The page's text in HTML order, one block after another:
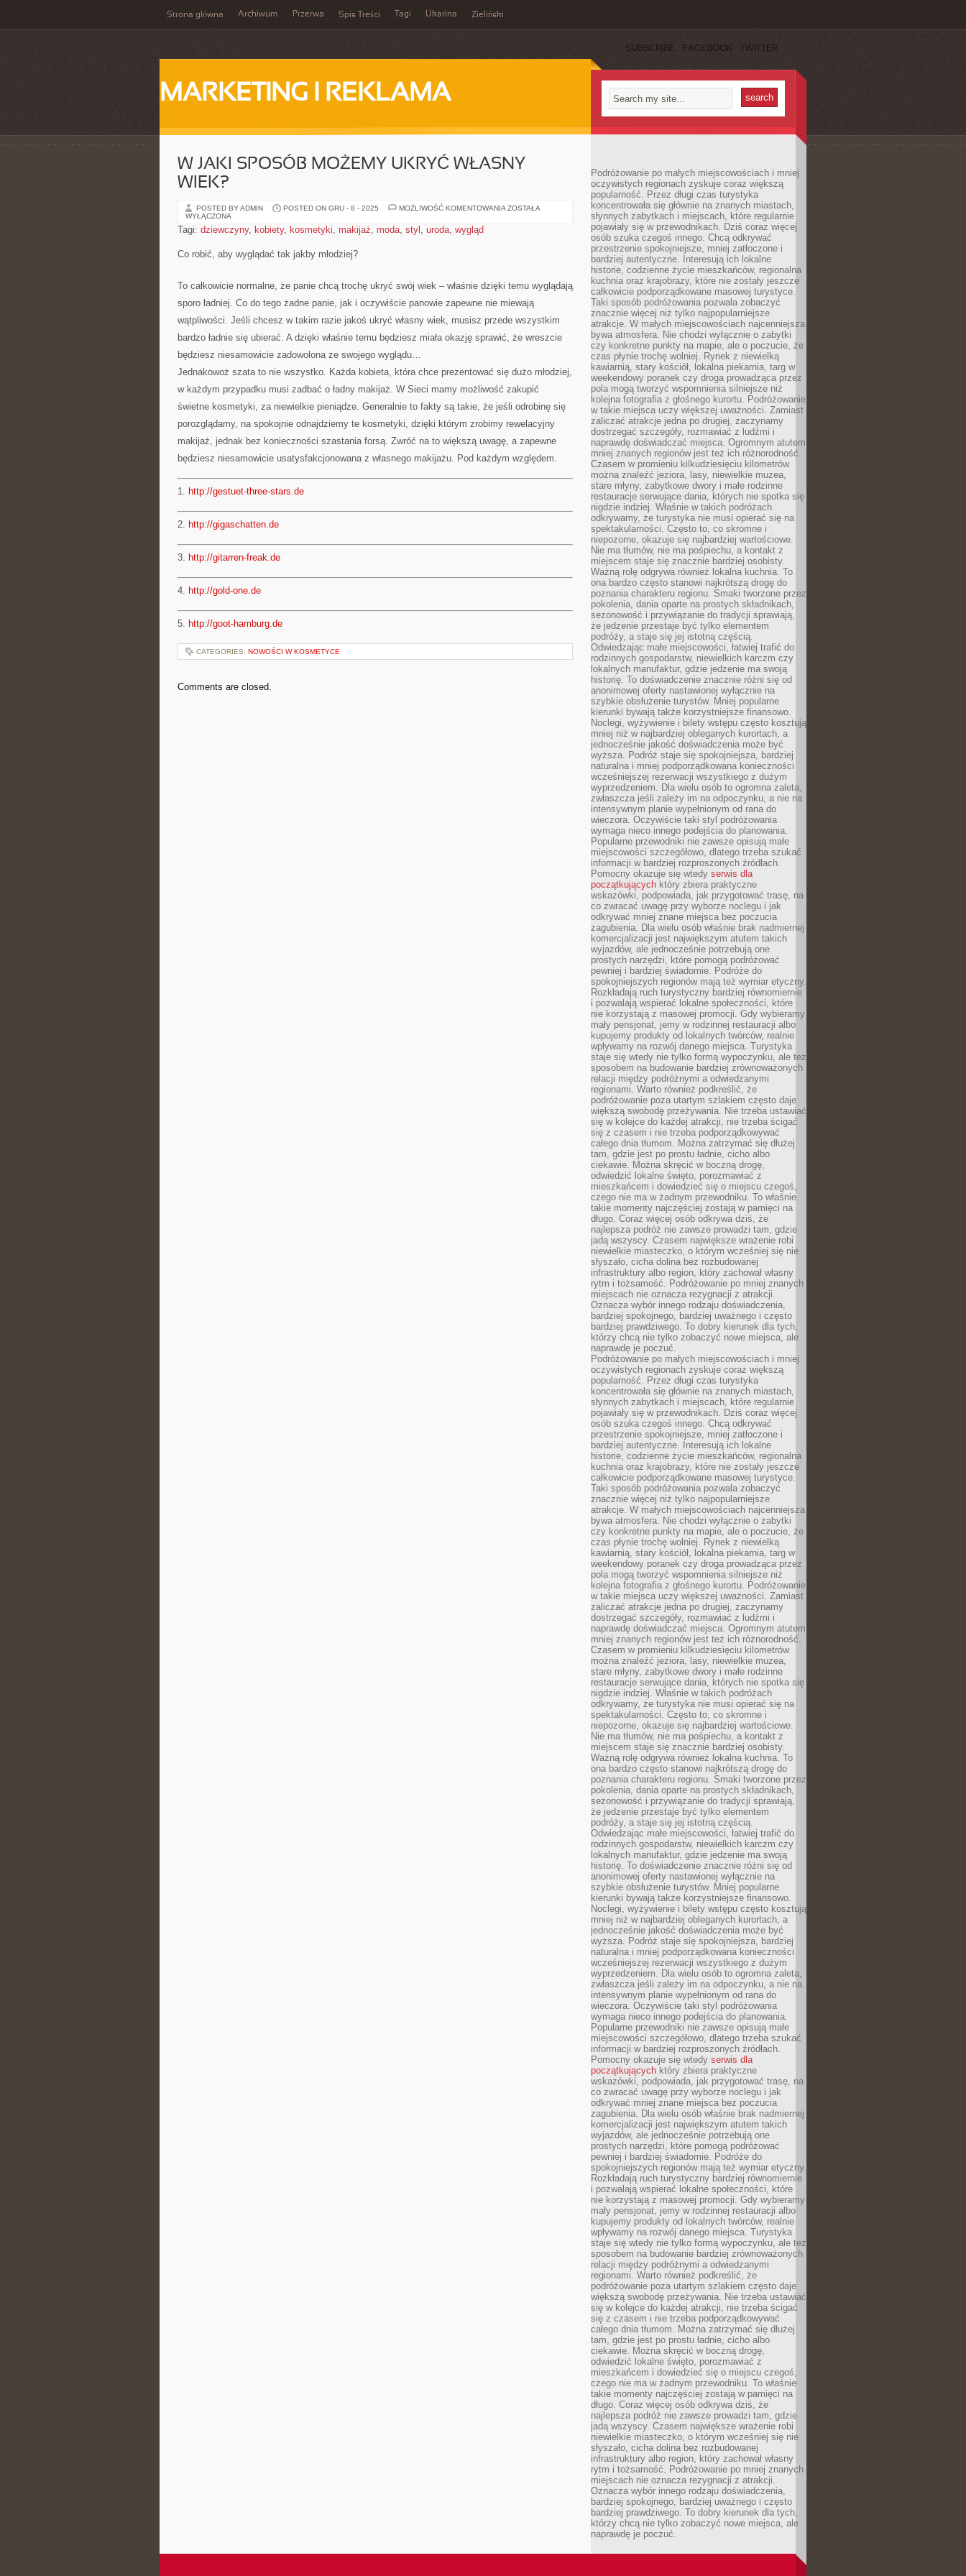
Strona główna Archiwum Przerwa Spis Treści Tagi Ukarina Zieliński
SUBSCRIBE FACEBOOK TWITTER
MARKETING I REKLAMA
W JAKI SPOSÓB MOŻEMY UKRYĆ WŁASNY
WIEK?
POSTED BY ADMIN POSTED ON GRU - 8 - 2025 MOŻLIWOŚĆ KOMENTOWANIA W
ZOSTAŁA
WYŁĄCZONA
Tagi: dziewczyny, kobiety, kosmetyki, makijaż, moda, styl , uroda, wygląd
Co robić, aby wyglądać tak jakby młodziej?
To całkowicie normalne, że panie chcą trochę ukryć swój wiek – właśnie dzięki temu wyglądają
sporo ładniej. Co do tego żadne panie, jak i oczywiście panowie zapewne nie miewają
wątpliwości. Jeśli chcesz w takim razie jakoś ukryć własny wiek, musisz przede wszystkim
bardzo ładnie się ubierać. A dzięki właśnie temu będziesz miała okazję sprawić, że wreszcie
będziesz niesamowicie zadowolona ze swojego wyglądu…
Jednakowoż szata to nie wszystko. Każda kobieta, która chce prezentować się dużo młodziej,
w każdym przypadku musi zadbać o ładny makijaż. W Sieci mamy możliwość zakupić
świetne kosmetyki, za niewielkie pieniądze. Generalnie to fakty są takie, że jeśli odrobinę się
porozglądamy, na spokojnie odnajdziemy te kosmetyki, dzięki którym zrobimy rewelacyjny
makijaż, jednak bez konieczności szastania forsą. Zwróć na to większą uwagę, a zapewne
będziesz niesamowicie usatysfakcjonowana z własnego makijażu. Pod każdym względem.
1. http://gestuet-three-stars.de
2. http://gigaschatten.de
3. http://gitarren-freak.de
4. http://gold-one.de
5. http://goot-hamburg.de
CATEGORIES: NOWOŚCI W KOSMETYCE
Comments are closed.
Podróżowanie po małych miejscowościach i mniej
oczywistych regionach zyskuje coraz większą
popularność. Przez długi czas turystyka
koncentrowała się głównie na znanych miastach,
słynnych zabytkach i miejscach, które regularnie
pojawiały się w przewodnikach. Dziś coraz więcej
osób szuka czegoś innego. Chcą odkrywać
przestrzenie spokojniejsze, mniej zatłoczone i
bardziej autentyczne. Interesują ich lokalne
historie, codzienne życie mieszkańców, regionalna
kuchnia oraz krajobrazy, które nie zostały jeszcze
całkowicie podporządkowane masowej turystyce.
Taki sposób podróżowania pozwala zobaczyć
znacznie więcej niż tylko najpopularniejsze
atrakcje. W małych miejscowościach najcenniejsza
bywa atmosfera. Nie chodzi wyłącznie o zabytki
czy konkretne punkty na mapie, ale o poczucie, że
czas płynie trochę wolniej. Rynek z niewielką
kawiarnią, stary kościół, lokalna piekarnia, targ w
weekendowy poranek czy droga prowadząca przez
pola mogą tworzyć wspomnienia silniejsze niż
kolejna fotografia z głośnego kurortu. Podróżowanie
w takie miejsca uczy większej uważności. Zamiast
zaliczać atrakcje jedna po drugiej, zaczynamy
dostrzegać szczegóły, rozmawiać z ludźmi i
naprawdę doświadczać miejsca. Ogromnym atutem
mniej znanych regionów jest też ich różnorodność.
Czasem w promieniu kilkudziesięciu kilometrów
można znaleźć jeziora, lasy, niewielkie muzea,
stare młyny, zabytkowe dwory i małe rodzinne
restauracje serwujące dania, których nie spotka się
nigdzie indziej. Właśnie w takich podróżach
odkrywamy, że turystyka nie musi opierać się na
spektakularności. Często to, co skromne i
niepozorne, okazuje się najbardziej wartościowe.
Nie ma tłumów, nie ma pośpiechu, a kontakt z
miejscem staje się znacznie bardziej osobisty.
Ważną rolę odgrywa również lokalna kuchnia. To
ona bardzo często stanowi najkrótszą drogę do
poznania charakteru regionu. Smaki tworzone przez
pokolenia, dania oparte na prostych składnikach,
sezonowość i przywiązanie do tradycji sprawiają,
że jedzenie przestaje być tylko elementem
podróży, a staje się jej istotną częścią.
Odwiedzając małe miejscowości, łatwiej trafić do
rodzinnych gospodarstw, niewielkich karczm czy
lokalnych manufaktur, gdzie jedzenie ma swoją
historię. To doświadczenie znacznie różni się od
anonimowej oferty nastawionej wyłącznie na
szybkie obsłużenie turystów. Mniej popularne
kierunki bywają także korzystniejsze finansowo.
Noclegi, wyżywienie i bilety wstępu często kosztują
mniej niż w najbardziej obleganych kurortach, a
jednocześnie jakość doświadczenia może być
wyższa. Podróż staje się spokojniejsza, bardziej
naturalna i mniej podporządkowana konieczności
wcześniejszej rezerwacji wszystkiego z dużym
wyprzedzeniem. Dla wielu osób to ogromna zaleta,
zwłaszcza jeśli zależy im na odpoczynku, a nie na
intensywnym planie wypełnionym od rana do
wieczora. Oczywiście taki styl podróżowania
wymaga nieco innego podejścia do planowania.
Popularne przewodniki nie zawsze opisują małe
miejscowości szczegółowo, dlatego trzeba szukać
informacji w bardziej rozproszonych źródłach.
Pomocny okazuje się wtedy serwis dla
początkujących który zbiera praktyczne
wskazówki, podpowiada, jak przygotować trasę, na
co zwracać uwagę przy wyborze noclegu i jak
odkrywać mniej znane miejsca bez poczucia
zagubienia. Dla wielu osób właśnie brak nadmiernej
komercjalizacji jest największym atutem takich
wyjazdów, ale jednocześnie potrzebują one
prostych narzędzi, które pomogą podróżować
pewniej i bardziej świadomie. Podróże do
spokojniejszych regionów mają też wymiar etyczny.
Rozkładają ruch turystyczny bardziej równomiernie
i pozwalają wspierać lokalne społeczności, które
nie korzystają z masowej promocji. Gdy wybieramy
mały pensjonat, jemy w rodzinnej restauracji albo
kupujemy produkty od lokalnych twórców, realnie
wpływamy na rozwój danego miejsca. Turystyka
staje się wtedy nie tylko formą wypoczynku, ale też
sposobem na budowanie bardziej zrównoważonych
relacji między podróżnymi a odwiedzanymi
regionami. Warto również podkreślić, że
podróżowanie poza utartym szlakiem często daje
większą swobodę przeżywania. Nie trzeba ustawiać
się w kolejce do każdej atrakcji, nie trzeba ścigać
się z czasem i nie trzeba podporządkowywać
całego dnia tłumom. Można zatrzymać się dłużej
tam, gdzie jest po prostu ładnie, cicho albo
ciekawie. Można skręcić w boczną drogę,
odwiedzić lokalne święto, porozmawiać z
mieszkańcem i dowiedzieć się o miejscu czegoś,
czego nie ma w żadnym przewodniku. To właśnie
takie momenty najczęściej zostają w pamięci na
długo. Coraz więcej osób odkrywa dziś, że
najlepsza podróż nie zawsze prowadzi tam, gdzie
jadą wszyscy. Czasem największe wrażenie robi
niewielkie miasteczko, o którym wcześniej się nie
słyszało, cicha dolina bez rozbudowanej
infrastruktury albo region, który zachował własny
rytm i tożsamość. Podróżowanie po mniej znanych
miejscach nie oznacza rezygnacji z atrakcji.
Oznacza wybór innego rodzaju doświadczenia,
bardziej spokojnego, bardziej uważnego i często
bardziej prawdziwego. To dobry kierunek dla tych,
którzy chcą nie tylko zobaczyć nowe miejsca, ale
naprawdę je poczuć.
Podróżowanie po małych miejscowościach i mniej
oczywistych regionach zyskuje coraz większą
popularność. Przez długi czas turystyka
koncentrowała się głównie na znanych miastach,
słynnych zabytkach i miejscach, które regularnie
pojawiały się w przewodnikach. Dziś coraz więcej
osób szuka czegoś innego. Chcą odkrywać
przestrzenie spokojniejsze, mniej zatłoczone i
bardziej autentyczne. Interesują ich lokalne
historie, codzienne życie mieszkańców, regionalna
kuchnia oraz krajobrazy, które nie zostały jeszcze
całkowicie podporządkowane masowej turystyce.
Taki sposób podróżowania pozwala zobaczyć
znacznie więcej niż tylko najpopularniejsze
atrakcje. W małych miejscowościach najcenniejsza
bywa atmosfera. Nie chodzi wyłącznie o zabytki
czy konkretne punkty na mapie, ale o poczucie, że
czas płynie trochę wolniej. Rynek z niewielką
kawiarnią, stary kościół, lokalna piekarnia, targ w
weekendowy poranek czy droga prowadząca przez
pola mogą tworzyć wspomnienia silniejsze niż
kolejna fotografia z głośnego kurortu. Podróżowanie
w takie miejsca uczy większej uważności. Zamiast
zaliczać atrakcje jedna po drugiej, zaczynamy
dostrzegać szczegóły, rozmawiać z ludźmi i
naprawdę doświadczać miejsca. Ogromnym atutem
mniej znanych regionów jest też ich różnorodność.
Czasem w promieniu kilkudziesięciu kilometrów
można znaleźć jeziora, lasy, niewielkie muzea,
stare młyny, zabytkowe dwory i małe rodzinne
restauracje serwujące dania, których nie spotka się
nigdzie indziej. Właśnie w takich podróżach
odkrywamy, że turystyka nie musi opierać się na
spektakularności. Często to, co skromne i
niepozorne, okazuje się najbardziej wartościowe.
Nie ma tłumów, nie ma pośpiechu, a kontakt z
miejscem staje się znacznie bardziej osobisty.
Ważną rolę odgrywa również lokalna kuchnia. To
ona bardzo często stanowi najkrótszą drogę do
poznania charakteru regionu. Smaki tworzone przez
pokolenia, dania oparte na prostych składnikach,
sezonowość i przywiązanie do tradycji sprawiają,
że jedzenie przestaje być tylko elementem
podróży, a staje się jej istotną częścią.
Odwiedzając małe miejscowości, łatwiej trafić do
rodzinnych gospodarstw, niewielkich karczm czy
lokalnych manufaktur, gdzie jedzenie ma swoją
historię. To doświadczenie znacznie różni się od
anonimowej oferty nastawionej wyłącznie na
szybkie obsłużenie turystów. Mniej popularne
kierunki bywają także korzystniejsze finansowo.
Noclegi, wyżywienie i bilety wstępu często kosztują
mniej niż w najbardziej obleganych kurortach, a
jednocześnie jakość doświadczenia może być
wyższa. Podróż staje się spokojniejsza, bardziej
naturalna i mniej podporządkowana konieczności
wcześniejszej rezerwacji wszystkiego z dużym
wyprzedzeniem. Dla wielu osób to ogromna zaleta,
zwłaszcza jeśli zależy im na odpoczynku, a nie na
intensywnym planie wypełnionym od rana do
wieczora. Oczywiście taki styl podróżowania
wymaga nieco innego podejścia do planowania.
Popularne przewodniki nie zawsze opisują małe
miejscowości szczegółowo, dlatego trzeba szukać
informacji w bardziej rozproszonych źródłach.
Pomocny okazuje się wtedy serwis dla
początkujących który zbiera praktyczne
wskazówki, podpowiada, jak przygotować trasę, na
co zwracać uwagę przy wyborze noclegu i jak
odkrywać mniej znane miejsca bez poczucia
zagubienia. Dla wielu osób właśnie brak nadmiernej
komercjalizacji jest największym atutem takich
wyjazdów, ale jednocześnie potrzebują one
prostych narzędzi, które pomogą podróżować
pewniej i bardziej świadomie. Podróże do
spokojniejszych regionów mają też wymiar etyczny.
Rozkładają ruch turystyczny bardziej równomiernie
i pozwalają wspierać lokalne społeczności, które
nie korzystają z masowej promocji. Gdy wybieramy
mały pensjonat, jemy w rodzinnej restauracji albo
kupujemy produkty od lokalnych twórców, realnie
wpływamy na rozwój danego miejsca. Turystyka
staje się wtedy nie tylko formą wypoczynku, ale też
sposobem na budowanie bardziej zrównoważonych
relacji między podróżnymi a odwiedzanymi
regionami. Warto również podkreślić, że
podróżowanie poza utartym szlakiem często daje
większą swobodę przeżywania. Nie trzeba ustawiać
się w kolejce do każdej atrakcji, nie trzeba ścigać
się z czasem i nie trzeba podporządkowywać
całego dnia tłumom. Można zatrzymać się dłużej
tam, gdzie jest po prostu ładnie, cicho albo
ciekawie. Można skręcić w boczną drogę,
odwiedzić lokalne święto, porozmawiać z
mieszkańcem i dowiedzieć się o miejscu czegoś,
czego nie ma w żadnym przewodniku. To właśnie
takie momenty najczęściej zostają w pamięci na
długo. Coraz więcej osób odkrywa dziś, że
najlepsza podróż nie zawsze prowadzi tam, gdzie
jadą wszyscy. Czasem największe wrażenie robi
niewielkie miasteczko, o którym wcześniej się nie
słyszało, cicha dolina bez rozbudowanej
infrastruktury albo region, który zachował własny
rytm i tożsamość. Podróżowanie po mniej znanych
miejscach nie oznacza rezygnacji z atrakcji.
Oznacza wybór innego rodzaju doświadczenia,
bardziej spokojnego, bardziej uważnego i często
bardziej prawdziwego. To dobry kierunek dla tych,
którzy chcą nie tylko zobaczyć nowe miejsca, ale
naprawdę je poczuć.